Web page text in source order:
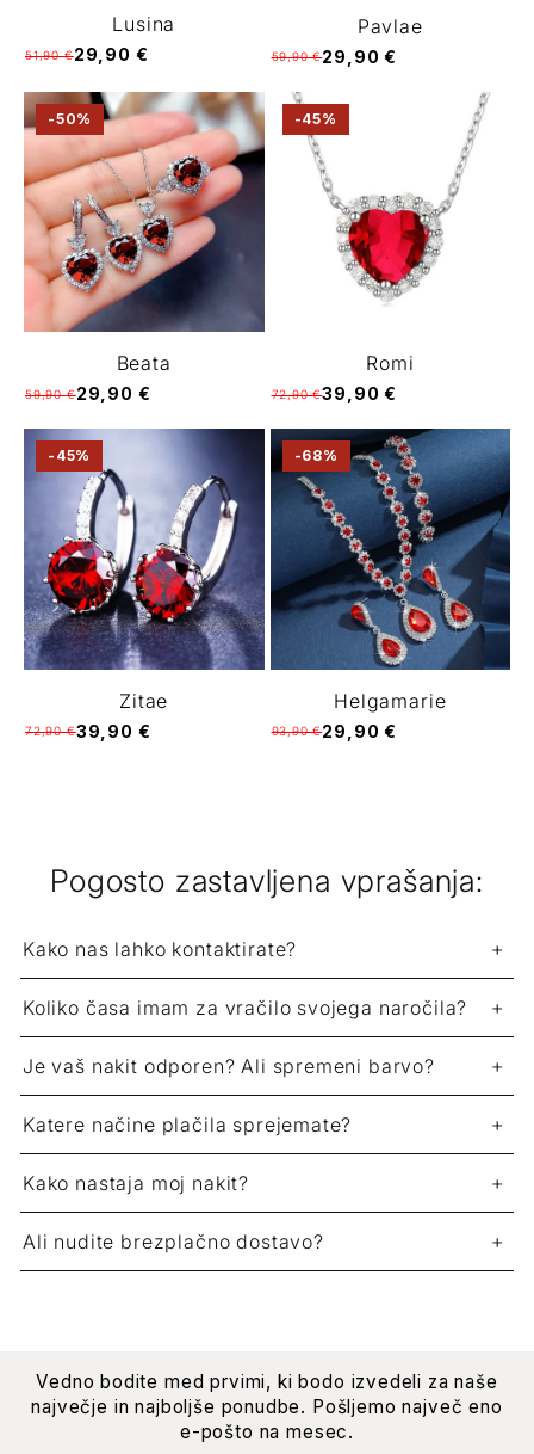
Lusina
51,90 €29,90 €
Pavlae
59,90 €29,90 €
-50%
Beata
59,90 €29,90 €
-45%
Romi
72,90 €39,90 €
-45%
Zitae
72,90 €39,90 €
-68%
Helgamarie
93,90 €29,90 €
Pogosto zastavljena vprašanja:
Kako nas lahko kontaktirate?
Koliko časa imam za vračilo svojega naročila?
Je vaš nakit odporen? Ali spremeni barvo?
Katere načine plačila sprejemate?
Kako nastaja moj nakit?
Ali nudite brezplačno dostavo?
Vedno bodite med prvimi, ki bodo izvedeli za naše
največje in najboljše ponudbe. Pošljemo največ eno
e-pošto na mesec.